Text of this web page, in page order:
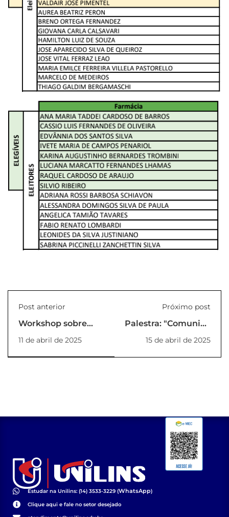
Post anterior
Workshop sobre
Saúde Planetária e
11 de abril de 2025
Próximo post
Palestra: "Comunicação
em Libras: Desafios
15 de abril de 2025
Estudar na Unilins: (14) 3533-3229 (WhatsApp)
Clique aqui e fale no setor desejado